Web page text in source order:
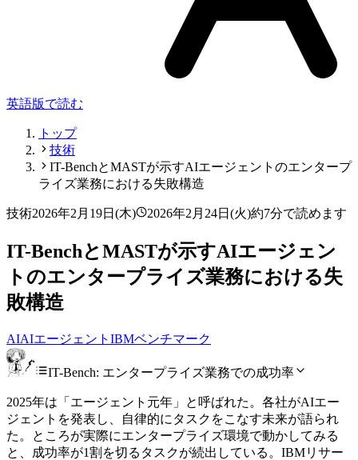
英語版で読む
トップ
技術
IT-BenchとMASTが示すAIエージェントのエンタープ
ライズ業務における失敗構造
技術2026年2月19日(木) 2026年2月24日(火)約7分で読めます
IT-BenchとMASTが示すAIエージェン
トのエンタープライズ業務における失
敗構造
AIAIエージェント IBMベンチマーク
IT-Bench: エンタープライズ業務での成功率
2025年は「エージェント元年」と呼ばれた。各社がAIエー
ジェントを発表し、自律的にタスクをこなす未来が語られ
た。ところが実際にエンタープライズ環境で動かしてみる
と、成功率が1割を切るタスクが続出している。IBMリサー